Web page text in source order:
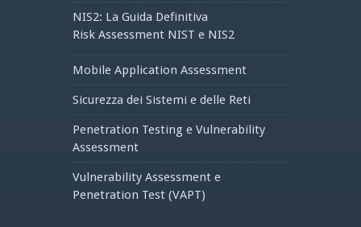
NIS2: La Guida Definitiva
Risk Assessment NIST e NIS2
Mobile Application Assessment
Sicurezza dei Sistemi e delle Reti
Penetration Testing e Vulnerability
Assessment
Vulnerability Assessment e
Penetration Test (VAPT)